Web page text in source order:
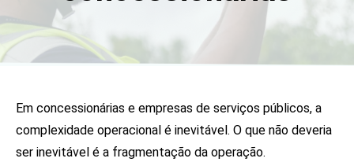
Em concessionárias e empresas de serviços públicos, a
complexidade operacional é inevitável. O que não deveria
ser inevitável é a fragmentação da operação.